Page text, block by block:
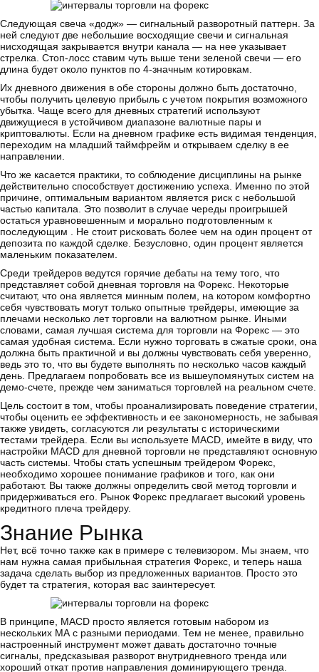
Следующая свеча «додж» — сигнальный разворотный паттерн. За
ней следуют две небольшие восходящие свечи и сигнальная
нисходящая закрывается внутри канала — на нее указывает
стрелка. Стоп-лосс ставим чуть выше тени зеленой свечи — его
длина будет около пунктов по 4-значным котировкам.
Их дневного движения в обе стороны должно быть достаточно,
чтобы получить целевую прибыль с учетом покрытия возможного
убытка. Чаще всего для дневных стратегий используют
движущиеся в устойчивом диапазоне валютные пары и
криптовалюты. Если на дневном графике есть видимая тенденция,
переходим на младший таймфрейм и открываем сделку в ее
направлении.
Что же касается практики, то соблюдение дисциплины на рынке
действительно способствует достижению успеха. Именно по этой
причине, оптимальным вариантом является риск с небольшой
частью капитала. Это позволит в случае череды проигрышей
остаться уравновешенным и морально подготовленным к
последующим . Не стоит рисковать более чем на один процент от
депозита по каждой сделке. Безусловно, один процент является
маленьким показателем.
Среди трейдеров ведутся горячие дебаты на тему того, что
представляет собой дневная торговля на Форекс. Некоторые
считают, что она является минным полем, на котором комфортно
себя чувствовать могут только опытные трейдеры, имеющие за
плечами несколько лет торговли на валютном рынке. Иными
словами, самая лучшая система для торговли на Форекс — это
самая удобная система. Если нужно торговать в сжатые сроки, она
должна быть практичной и вы должны чувствовать себя уверенно,
ведь это то, что вы будете выполнять по несколько часов каждый
день. Предлагаем попробовать все из вышеупомянутых систем на
демо-счете, прежде чем заниматься торговлей на реальном счете.
Цель состоит в том, чтобы проанализировать поведение стратегии,
чтобы оценить ее эффективность и ее закономерность, не забывая
также увидеть, согласуются ли результаты с историческими
тестами трейдера. Если вы используете MACD, имейте в виду, что
настройки MACD для дневной торговли не представляют основную
часть системы. Чтобы стать успешным трейдером Форекс,
необходимо хорошее понимание графиков и того, как они
работают. Вы также должны определить свой метод торговли и
придерживаться его. Рынок Форекс предлагает высокий уровень
кредитного плеча трейдеру.
Знание Рынка
Нет, всё точно также как в примере с телевизором. Мы знаем, что
нам нужна самая прибыльная стратегия Форекс, и теперь наша
задача сделать выбор из предложенных вариантов. Просто это
будет та стратегия, которая вас заинтересует.
В принципе, MACD просто является готовым набором из
нескольких МА с разными периодами. Тем не менее, правильно
настроенный инструмент может давать достаточно точные
сигналы, предсказывая разворот внутридневного тренда или
хороший откат против направления доминирующего тренда.